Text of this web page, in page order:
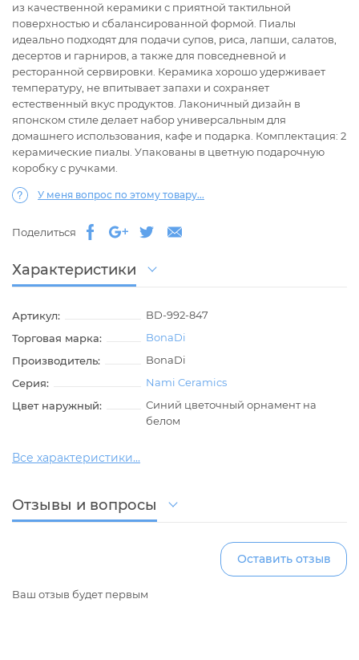
из качественной керамики с приятной тактильной
поверхностью и сбалансированной формой. Пиалы
идеально подходят для подачи супов, риса, лапши, салатов,
десертов и гарниров, а также для повседневной и
ресторанной сервировки. Керамика хорошо удерживает
температуру, не впитывает запахи и сохраняет
естественный вкус продуктов. Лаконичный дизайн в
японском стиле делает набор универсальным для
домашнего использования, кафе и подарка. Комплектация: 2
керамические пиалы. Упакованы в цветную подарочную
коробку с ручками.
У меня вопрос по этому товару...
Поделиться
Характеристики
Артикул:
BD-992-847
Торговая марка:
BonaDi
Производитель:
BonaDi
Серия:
Nami Ceramics
Цвет наружный:
Синий цветочный орнамент на
белом
Все характеристики...
Отзывы и вопросы
Оставить отзыв
Ваш отзыв будет первым